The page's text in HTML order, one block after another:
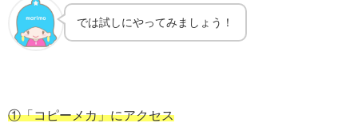
では試しにやってみましょう！
①「コピーメカ」にアクセス